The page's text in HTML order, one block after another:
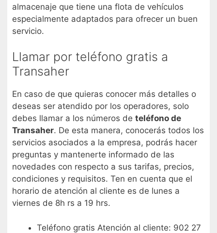
almacenaje que tiene una flota de vehículos
especialmente adaptados para ofrecer un buen
servicio.
Llamar por teléfono gratis a
Transaher
En caso de que quieras conocer más detalles o
deseas ser atendido por los operadores, solo
debes llamar a los números de teléfono de
Transaher. De esta manera, conocerás todos los
servicios asociados a la empresa, podrás hacer
preguntas y mantenerte informado de las
novedades con respecto a sus tarifas, precios,
condiciones y requisitos. Ten en cuenta que el
horario de atención al cliente es de lunes a
viernes de 8h rs a 19 hrs.
Teléfono gratis Atención al cliente: 902 27